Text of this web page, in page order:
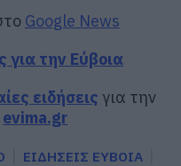
Google News
για την Εύβοια
ειδήσεις για την
evima.gr
ΕΙΔΗΣΕΙΣ ΕΥΒΟΙΑ